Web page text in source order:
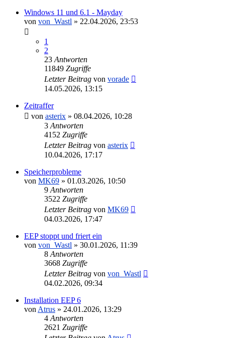
Windows 11 und 6.1 - Mayday
von von_Wastl » 22.04.2026, 23:53
1
2
23 Antworten
11849 Zugriffe
Letzter Beitrag von vorade
14.05.2026, 13:15
Zeitraffer
von asterix » 08.04.2026, 10:28
3 Antworten
4152 Zugriffe
Letzter Beitrag von asterix
10.04.2026, 17:17
Speicherprobleme
von MK69 » 01.03.2026, 10:50
9 Antworten
3522 Zugriffe
Letzter Beitrag von MK69
04.03.2026, 17:47
EEP stoppt und friert ein
von von_Wastl » 30.01.2026, 11:39
8 Antworten
3668 Zugriffe
Letzter Beitrag von von_Wastl
04.02.2026, 09:34
Installation EEP 6
von Atrus » 24.01.2026, 13:29
4 Antworten
2621 Zugriffe